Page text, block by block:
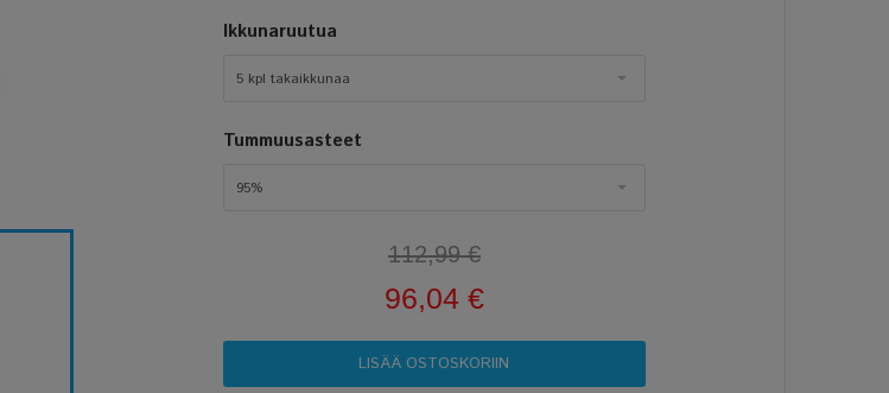
Ikkunaruutua
5 kpl takaikkunaa
Tummuusasteet
95%
112,99 €
96,04 €